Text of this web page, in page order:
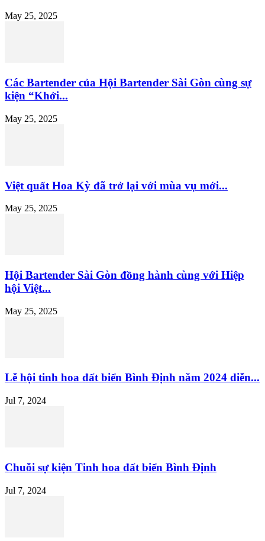
May 25, 2025
Các Bartender của Hội Bartender Sài Gòn cùng sự
kiện “Khởi...
May 25, 2025
Việt quất Hoa Kỳ đã trở lại với mùa vụ mới...
May 25, 2025
Hội Bartender Sài Gòn đồng hành cùng với Hiệp
hội Việt...
May 25, 2025
Lễ hội tinh hoa đất biển Bình Định năm 2024 diễn...
Jul 7, 2024
Chuỗi sự kiện Tinh hoa đất biển Bình Định
Jul 7, 2024